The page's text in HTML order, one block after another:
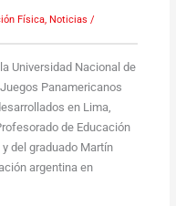
Física, Noticias /
Universidad Nacional de
Panamericanos
en Lima,
de Educación
del graduado Martín
argentina en